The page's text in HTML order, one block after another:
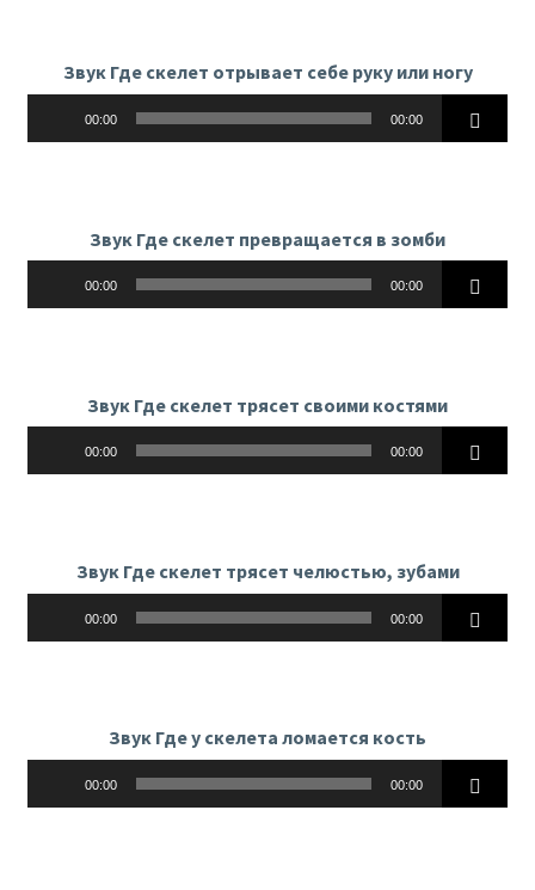
Звук Где скелет отрывает себе руку или ногу
00:00 00:00
Звук Где скелет превращается в зомби
00:00 00:00
Звук Где скелет трясет своими костями
00:00 00:00
Звук Где скелет трясет челюстью, зубами
00:00 00:00
Звук Где у скелета ломается кость
00:00 00:00